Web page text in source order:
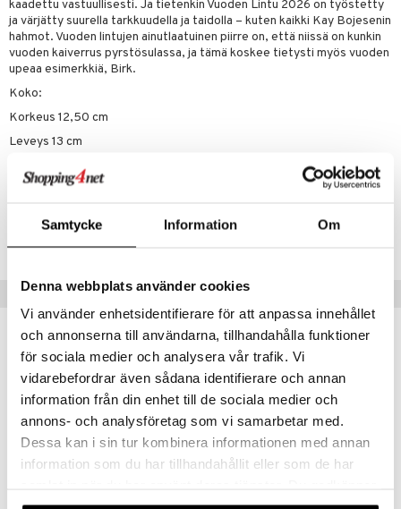
Samtycke Information Om
Denna webbplats använder cookies
Vi använder enhetsidentifierare för att anpassa innehållet
och annonserna till användarna, tillhandahålla funktioner
för sociala medier och analysera vår trafik. Vi
vidarebefordrar även sådana identifierare och annan
information från din enhet till de sociala medier och
annons- och analysföretag som vi samarbetar med.
Dessa kan i sin tur kombinera informationen med annan
information som du har tillhandahållit eller som de har
kaadettu vastuullisesti. Ja tietenkin Vuoden Lintu 2026 on työstetty
ja värjätty suurella tarkkuudella ja taidolla – kuten kaikki Kay Bojesenin
hahmot. Vuoden lintujen ainutlaatuinen piirre on, että niissä on kunkin
vuoden kaiverrus pyrstösulassa, ja tämä koskee tietysti myös vuoden
upeaa esimerkkiä, Birk.
Koko:
Korkeus 12,50 cm
Leveys 13 cm
Syvyys 6,50 cm
Tuotenumero
Vinkkejä sinulle